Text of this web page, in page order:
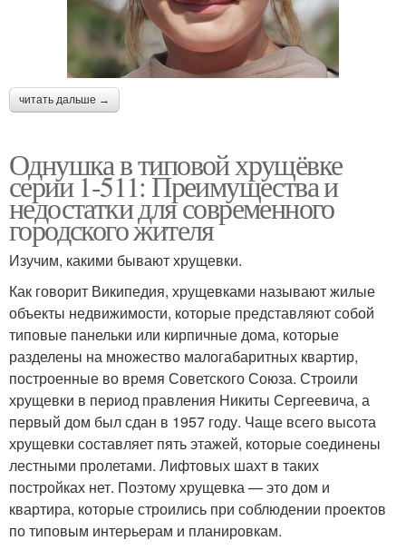
читать дальше →
Однушка в типовой хрущёвке
серии 1-511: Преимущества и
недостатки для современного
городского жителя
Изучим, какими бывают хрущевки.
Как говорит Википедия, хрущевками называют жилые
объекты недвижимости, которые представляют собой
типовые панельки или кирпичные дома, которые
разделены на множество малогабаритных квартир,
построенные во время Советского Союза. Строили
хрущевки в период правления Никиты Сергеевича, а
первый дом был сдан в 1957 году. Чаще всего высота
хрущевки составляет пять этажей, которые соединены
лестными пролетами. Лифтовых шахт в таких
постройках нет. Поэтому хрущевка — это дом и
квартира, которые строились при соблюдении проектов
по типовым интерьерам и планировкам.